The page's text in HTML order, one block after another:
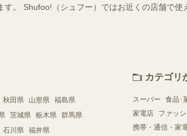
す。 Shufoo!（シュフー）ではお近くの店舗で
秋田県 山形県 福島県
茨城県 栃木県 群馬県
石川県 福井県
カテゴリ
スーパー 食品･
家電店
ファッ
携帯・通信・家